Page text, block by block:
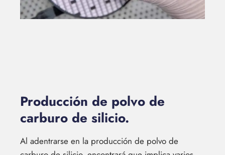
Producción de polvo de
carburo de silicio.
Al adentrarse en la producción de polvo de